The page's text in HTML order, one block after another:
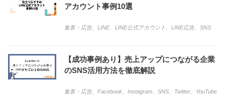
アカウント事例10選
集客・広告、 LINE、 LINE公式アカウント LINE広告、 SNS
【成功事例あり】売上アップにつながる企業
のSNS活用方法を徹底解説
集客・広告、 Facebook Instagram SNS Twitter YouTube